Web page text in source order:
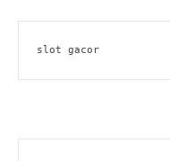
slot gacor